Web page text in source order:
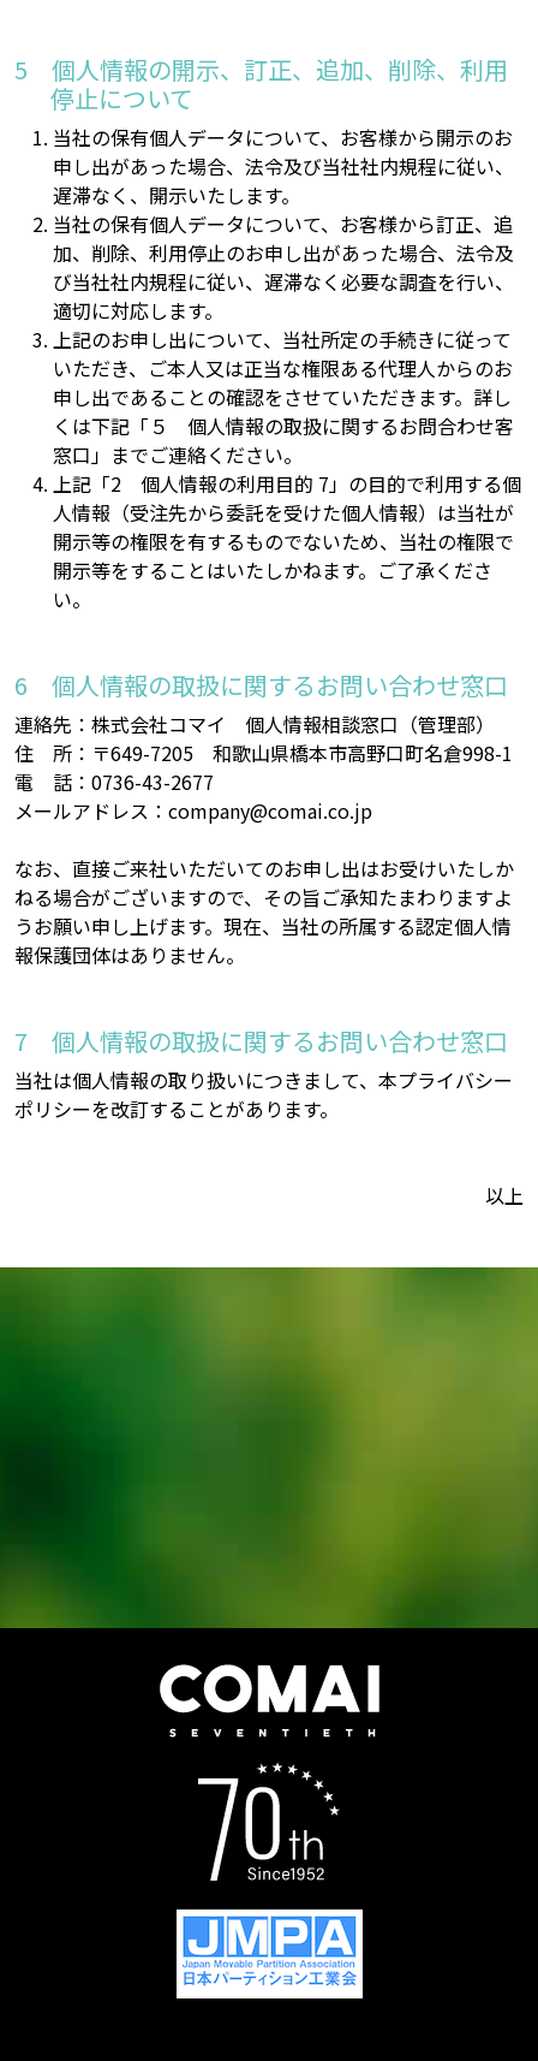
個人情報の開示、訂正、追加、削除、利用
停止について
当社の保有個人データについて、お客様から開示のお
申し出があった場合、法令及び当社社内規程に従い、
遅滞なく、開示いたします。
当社の保有個人データについて、お客様から訂正、追
加、削除、利用停止のお申し出があった場合、法令及
び当社社内規程に従い、遅滞なく必要な調査を行い、
適切に対応します。
上記のお申し出について、当社所定の手続きに従って
いただき、ご本人又は正当な権限ある代理人からのお
申し出であることの確認をさせていただきます。詳し
くは下記「５ 個人情報の取扱に関するお問合わせ客
窓口」までご連絡ください。
上記「2 個人情報の利用目的 7」の目的で利用する個
人情報（受注先から委託を受けた個人情報）は当社が
開示等の権限を有するものでないため、当社の権限で
開示等をすることはいたしかねます。ご了承くださ
い。
個人情報の取扱に関するお問い合わせ窓口
連絡先：株式会社コマイ 個人情報相談窓口（管理部）
住 所：〒649-7205 和歌山県橋本市高野口町名倉998-1
電 話：0736-43-2677
メールアドレス：company@comai.co.jp
なお、直接ご来社いただいてのお申し出はお受けいたしか
ねる場合がございますので、その旨ご承知たまわりますよ
うお願い申し上げます。現在、当社の所属する認定個人情
報保護団体はありません。
個人情報の取扱に関するお問い合わせ窓口
当社は個人情報の取り扱いにつきまして、本プライバシー
ポリシーを改訂することがあります。
以上